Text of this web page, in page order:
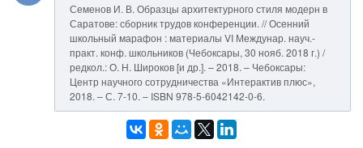
Семенов И. В. Образцы архитектурного стиля модерн в
Саратове: сборник трудов конференции. // Осенний
школьный марафон : материалы VI Междунар. науч.-
практ. конф. школьников (Чебоксары, 30 нояб. 2018 г.) /
редкол.: О. Н. Широков [и др.]. – 2018. – Чебоксары:
Центр научного сотрудничества «Интерактив плюс»,
2018. – С. 7-10. – ISBN 978-5-6042142-0-6.